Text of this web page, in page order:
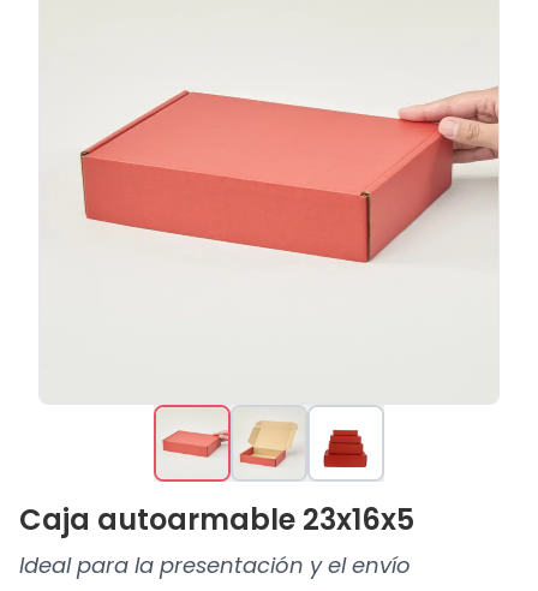
Caja autoarmable 23x16x5
Ideal para la presentación y el envío